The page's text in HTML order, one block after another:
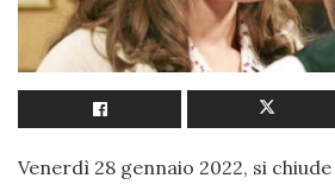
Venerdì 28 gennaio 2022, si